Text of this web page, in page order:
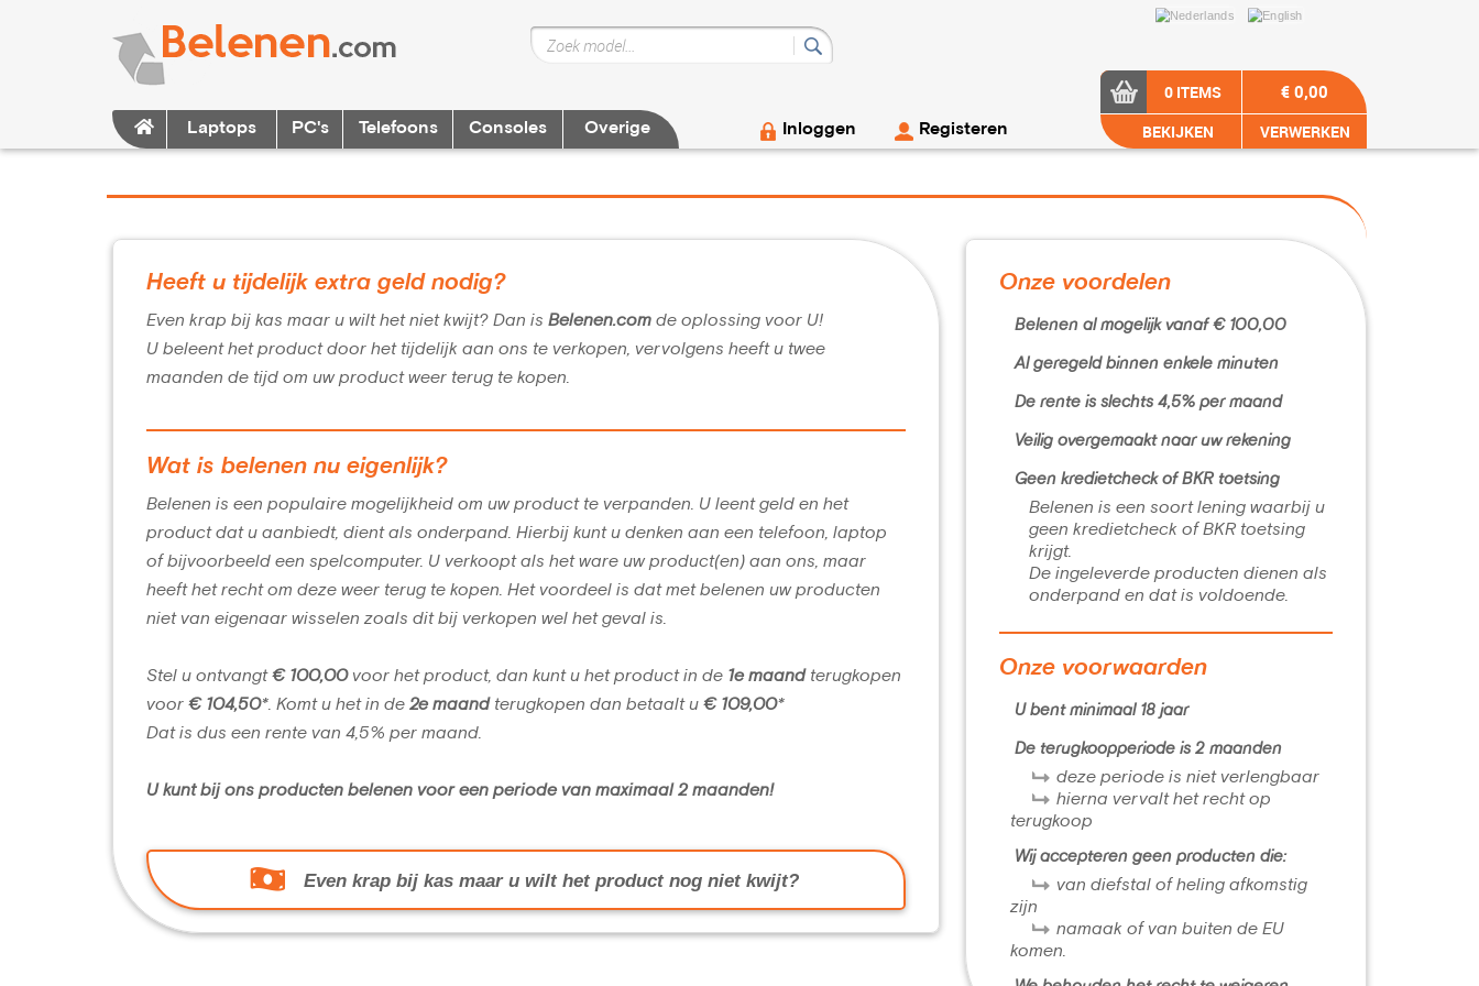
Laptops PC's Telefoons Consoles Overige Inloggen Registeren
0 ITEMS
BEKIJKEN
€ 0,00
VERWERKEN
Heeft u tijdelijk extra geld nodig?
Even krap bij kas maar u wilt het niet kwijt? Dan is Belenen.com de oplossing voor U!
U beleent het product door het tijdelijk aan ons te verkopen, vervolgens heeft u twee
maanden de tijd om uw product weer terug te kopen.
Wat is belenen nu eigenlijk?
Belenen is een populaire mogelijkheid om uw product te verpanden. U leent geld en het
product dat u aanbiedt, dient als onderpand. Hierbij kunt u denken aan een telefoon, laptop
of bijvoorbeeld een spelcomputer. U verkoopt als het ware uw product(en) aan ons, maar
heeft het recht om deze weer terug te kopen. Het voordeel is dat met belenen uw producten
niet van eigenaar wisselen zoals dit bij verkopen wel het geval is.
Stel u ontvangt € 100,00voor het product, dan kunt u het product in de 1e maand terugkopen
voor € 104,50*. Komt u het in de 2e maand terugkopen dan betaalt u € 109,00*
Dat is dus een rente van 4,5% per maand.
U kunt bij ons producten belenen voor een periode van maximaal 2 maanden!
Even krap bij kas maar u wilt het product nog niet kwijt?
Onze voordelen
Belenen al mogelijk vanaf € 100,00
Al geregeld binnen enkele minuten
De rente is slechts 4,5% per maand
Veilig overgemaakt naar uw rekening
Geen kredietcheck of BKR toetsing
Belenen is een soort lening waarbij u
geen kredietcheck of BKR toetsing
krijgt.
De ingeleverde producten dienen als
onderpand en dat is voldoende.
Onze voorwaarden
U bent minimaal 18 jaar
De terugkoopperiode is 2 maanden
deze periode is niet verlengbaar
hierna vervalt het recht op
terugkoop
Wij accepteren geen producten die:
van diefstal of heling afkomstig
zijn
namaak of van buiten de EU
komen.